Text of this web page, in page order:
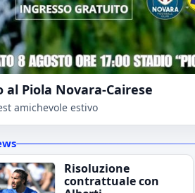
al Piola Novara-Cairese
amichevole estivo
Risoluzione
contrattuale con